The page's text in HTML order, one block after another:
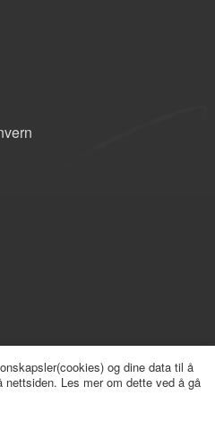
og dine data til å
nettsiden. Les mer om dette ved å gå